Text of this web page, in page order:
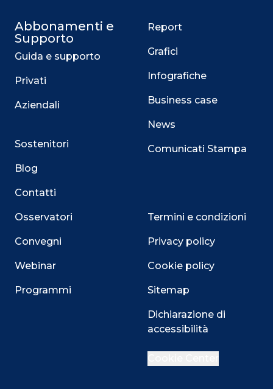
Abbonamenti e
Supporto
Guida e supporto
Privati
Aziendali
Sostenitori
Blog
Contatti
Osservatori
Convegni
Webinar
Programmi
Report
Grafici
Infografiche
Business case
News
Comunicati Stampa
Termini e condizioni
Privacy policy
Cookie policy
Sitemap
Dichiarazione di
accessibilità